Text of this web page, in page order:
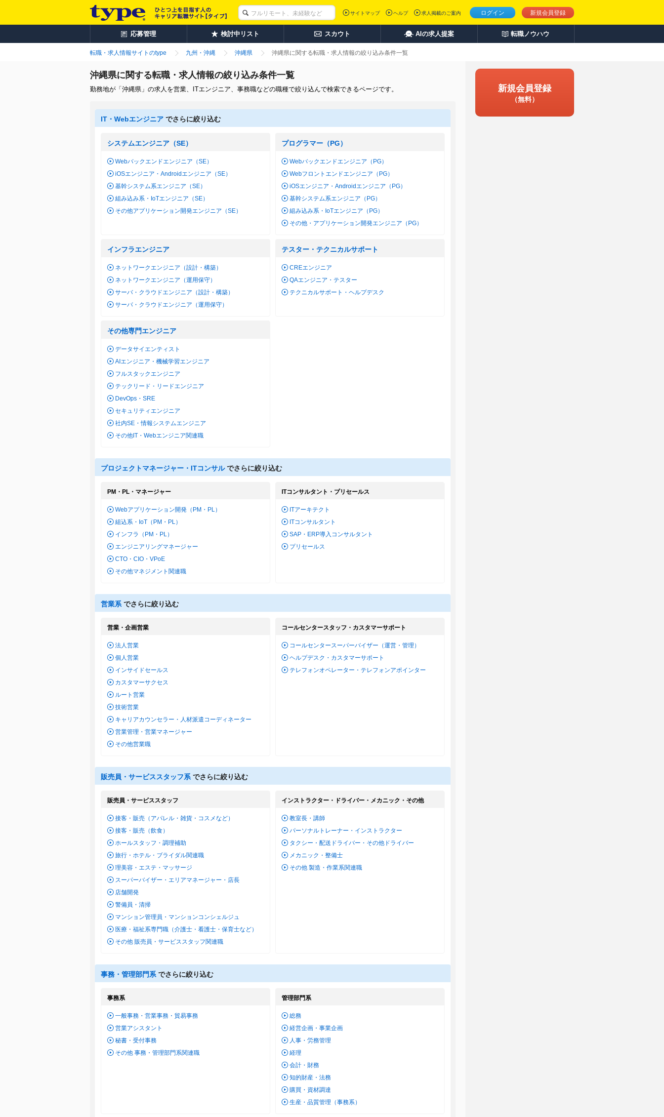
ログイン 新規会員登録
サイトマップ ヘルプ 求人掲載のご案内
応募管理 検討中リスト スカウト AIの求人提案 転職ノウハウ
転職・求人情報サイトのtype 九州・沖縄 沖縄県 沖縄県に関する転職・求人情報の絞り込み条件一覧
沖縄県に関する転職・求人情報の絞り込み条件一覧
勤務地が「沖縄県」の求人を営業、ITエンジニア、事務職などの職種で絞り込んで検索できるページです。
IT・Webエンジニア でさらに絞り込む
システムエンジニア（SE）
Webバックエンドエンジニア（SE）
iOSエンジニア・Androidエンジニア（SE）
基幹システム系エンジニア（SE）
組み込み系・IoTエンジニア（SE）
その他アプリケーション開発エンジニア（SE）
プログラマー（PG）
Webバックエンドエンジニア（PG）
Webフロントエンドエンジニア（PG）
iOSエンジニア・Androidエンジニア（PG）
基幹システム系エンジニア（PG）
組み込み系・IoTエンジニア（PG）
その他・アプリケーション開発エンジニア（PG）
インフラエンジニア
ネットワークエンジニア（設計・構築）
ネットワークエンジニア（運用保守）
サーバ・クラウドエンジニア（設計・構築）
サーバ・クラウドエンジニア（運用保守）
テスター・テクニカルサポート
CREエンジニア
QAエンジニア・テスター
テクニカルサポート・ヘルプデスク
その他専門エンジニア
データサイエンティスト
AIエンジニア・機械学習エンジニア
フルスタックエンジニア
テックリード・リードエンジニア
DevOps・SRE
セキュリティエンジニア
社内SE・情報システムエンジニア
その他IT・Webエンジニア関連職
プロジェクトマネージャー・ITコンサル でさらに絞り込む
PM・PL・マネージャー
Webアプリケーション開発（PM・PL）
組込系・IoT（PM・PL）
インフラ（PM・PL）
エンジニアリングマネージャー
CTO・CIO・VPoE
その他マネジメント関連職
ITコンサルタント・プリセールス
ITアーキテクト
ITコンサルタント
SAP・ERP導入コンサルタント
プリセールス
営業系 でさらに絞り込む
営業・企画営業
法人営業
個人営業
インサイドセールス
カスタマーサクセス
ルート営業
技術営業
キャリアカウンセラー・人材派遣コーディネーター
営業管理・営業マネージャー
その他営業職
コールセンタースタッフ・カスタマーサポート
コールセンタースーパーバイザー（運営・管理）
ヘルプデスク・カスタマーサポート
テレフォンオペレーター・テレフォンアポインター
販売員・サービススタッフ系 でさらに絞り込む
販売員・サービススタッフ
接客・販売（アパレル・雑貨・コスメなど）
接客・販売（飲食）
ホールスタッフ・調理補助
旅行・ホテル・ブライダル関連職
理美容・エステ・マッサージ
スーパーバイザー・エリアマネージャー・店長
店舗開発
警備員・清掃
マンション管理員・マンションコンシェルジュ
医療・福祉系専門職（介護士・看護士・保育士など）
その他 販売員・サービススタッフ関連職
インストラクター・ドライバー・メカニック・その他
教室長・講師
パーソナルトレーナー・インストラクター
タクシー・配送ドライバー・その他ドライバー
メカニック・整備士
その他 製造・作業系関連職
事務・管理部門系 でさらに絞り込む
事務系
一般事務・営業事務・貿易事務
営業アシスタント
秘書・受付事務
その他 事務・管理部門系関連職
管理部門系
総務
経営企画・事業企画
人事・労務管理
経理
会計・財務
知的財産・法務
購買・資材調達
生産・品質管理（事務系）
新規会員登録
（無料）